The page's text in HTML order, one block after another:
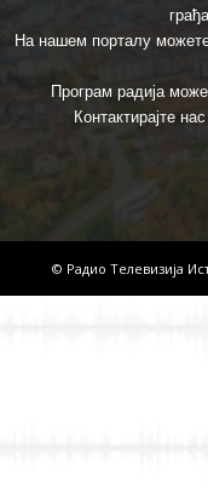
На нашем порталу
Програм радија
Контактирајте
© Радио Телевизија